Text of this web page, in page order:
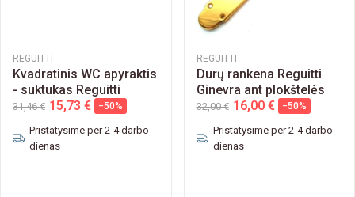
REGUITTI
Kvadratinis WC apyraktis
- suktukas Reguitti
31,46 € 15,73 € −50%
Pristatysime per 2-4 darbo
dienas
REGUITTI
Durų rankena Reguitti
Ginevra ant plokštelės
32,00 € 16,00 € −50%
Pristatysime per 2-4 darbo
dienas